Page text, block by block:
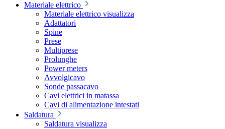
Materiale elettrico
Materiale elettrico visualizza
Adattatori
Spine
Prese
Multiprese
Prolunghe
Power meters
Avvolgicavo
Sonde passacavo
Cavi elettrici in matassa
Cavi di alimentazione intestati
Saldatura
Saldatura visualizza